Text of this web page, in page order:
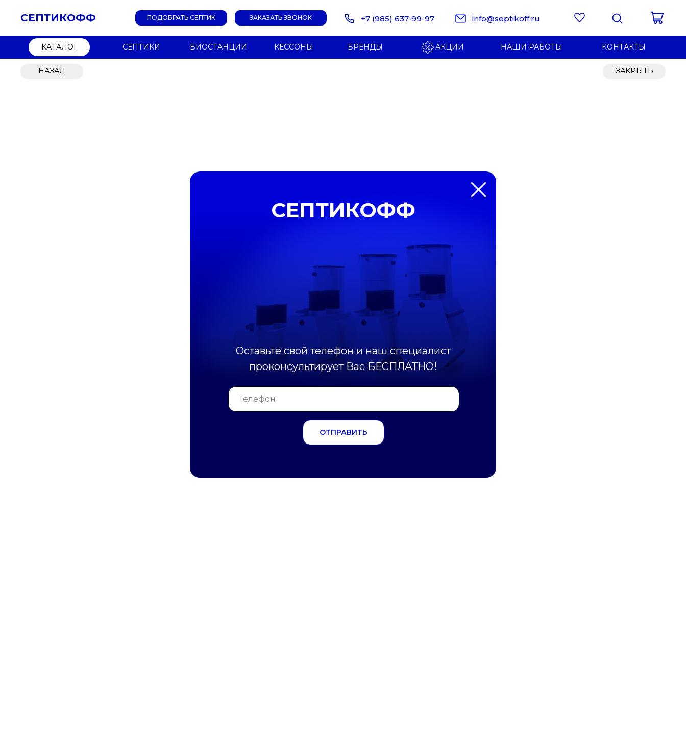
СЕПТИКОФФ info@septikoff.ru
+7 (985) 637-99-97
ЗАКАЗАТЬ ЗВОНОК
ПОДОБРАТЬ СЕПТИК
АКЦИИ КОНТАКТЫ
КАТАЛОГ БРЕНДЫ
СЕПТИКИ БИОСТАНЦИИ КЕССОНЫ НАШИ РАБОТЫ
НАЗАД ЗАКРЫТЬ
ОТПРАВИТЬ
Оставьте свой телефон и наш специалист
проконсультирует Вас БЕСПЛАТНО!
СЕПТИКОФФ